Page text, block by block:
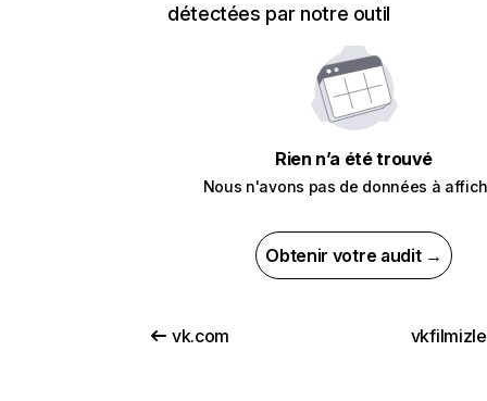
détectées par notre outil
Rien n’a été trouvé
Nous n'avons pas de données à
Obtenir votre audit →
vk.com